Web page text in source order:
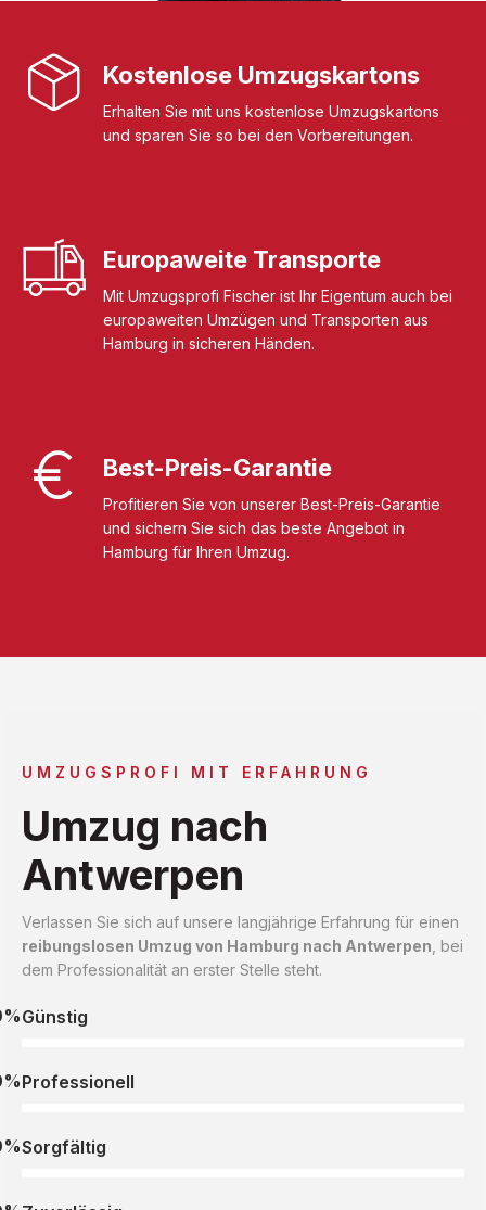
Kostenlose Umzugskartons
Erhalten Sie mit uns kostenlose Umzugskartons
und sparen Sie so bei den Vorbereitungen.
Europaweite Transporte
Mit Umzugsprofi Fischer ist Ihr Eigentum auch bei
europaweiten Umzügen und Transporten aus
Hamburg in sicheren Händen.
Best-Preis-Garantie
Profitieren Sie von unserer Best-Preis-Garantie
und sichern Sie sich das beste Angebot in
Hamburg für Ihren Umzug.
UMZUGSPROFI MIT ERFAHRUNG
Umzug nach
Antwerpen
Verlassen Sie sich auf unsere langjährige Erfahrung für einen
reibungslosen Umzug von Hamburg nach Antwerpen , bei
dem Professionalität an erster Stelle steht.
Günstig
Professionell
Sorgfältig